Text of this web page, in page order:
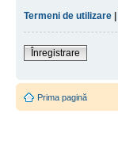
Termeni de utilizare |
Înregistrare
Prima pagină